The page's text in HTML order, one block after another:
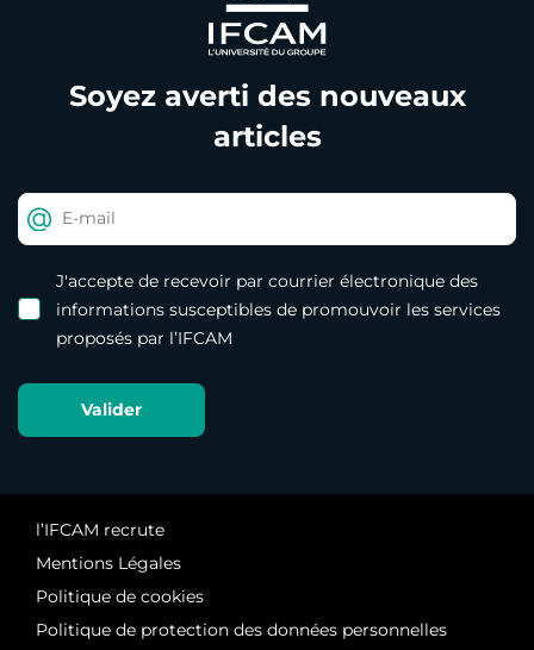
Soyez averti des nouveaux
articles
J'accepte de recevoir par courrier électronique des
informations susceptibles de promouvoir les services
proposés par l’IFCAM
l’IFCAM recrute
Mentions Légales
Politique de cookies
Politique de protection des données personnelles